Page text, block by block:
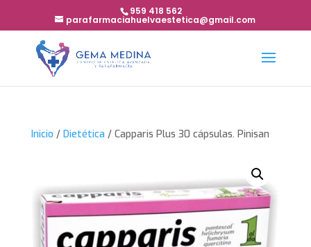
959 418 562
parafarmaciahuelvaestetica@gmail.com
Inicio / Dietética / Capparis Plus 30 cápsulas. Pinisan